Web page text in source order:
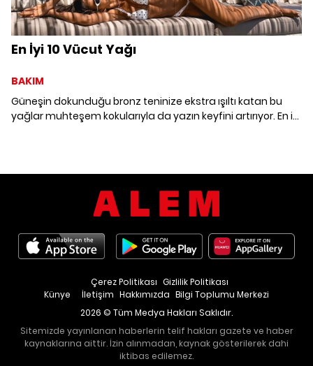
En İyi 10 Vücut Yağı
BAKIM
Güneşin dokunduğu bronz teninize ekstra ışıltı katan bu
yağlar muhteşem kokularıyla da yazın keyfini artırıyor. En iyi
Künye İletişim Hakkımızda Bilgi Toplumu Merkezi
Çerez Politikası Gizlilik Politikası
2026 © Tüm Medya Hakları Saklıdır.
Sitemizde yayınlanan haberlerin telif hakları gazete ve haber
kaynaklarına aittir. İzin alınmadan, kaynak gösterilerek dahi
iktibas edilemez.